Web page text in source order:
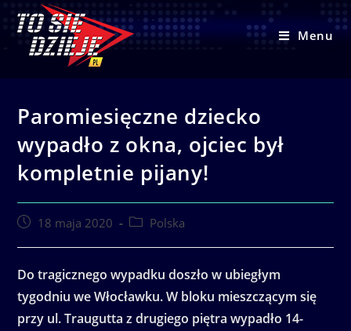
content
Menu
Paromiesięczne dziecko
wypadło z okna, ojciec był
kompletnie pijany!
Post18 maja 2020
PostPolska
Do tragicznego wypadku doszło w ubiegłym
tygodniu we Włocławku. W bloku mieszczącym się
przy ul. Traugutta z drugiego piętra wypadło 14-